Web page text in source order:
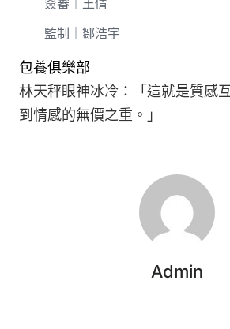
監制｜鄒浩宇
包養俱樂部
林天秤眼神冰冷：「這就是質感
到情感的無價之重。」
Admin